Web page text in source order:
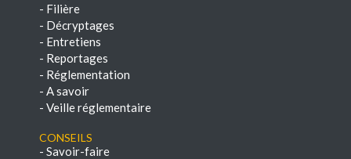
- Filière
- Décryptages
- Entretiens
- Reportages
- Réglementation
- A savoir
- Veille réglementaire
Conseils
- Savoir-faire